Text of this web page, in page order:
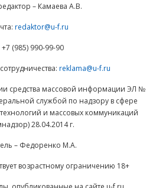
– Камаева А.В.
redaktor@u-f.ru
+7 (985) 990-99-90
reklama@u-f.ru
средства массовой информации ЭЛ №
службой по надзору в сфере
и массовых коммуникаций
28.04.2014 г.
– Федоренко М.А.
возрастному ограничению 18+